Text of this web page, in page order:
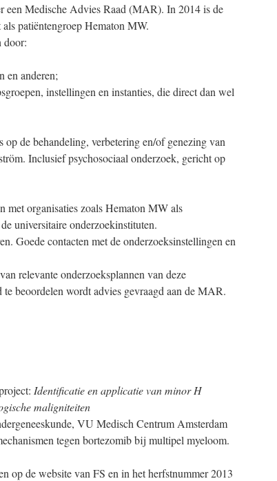
een Medische Advies Raad (MAR). In 2014 is de
patiëntengroep Hematon MW.
door:
en anderen;
instellingen en instanties, die direct dan wel
de behandeling, verbetering en/of genezing van
Inclusief psychosociaal onderzoek, gericht op
met organisaties zoals Hematon MW als
universitaire onderzoekinstituten.
Goede contacten met de onderzoeksinstellingen en
relevante onderzoeksplannen van deze
beoordelen wordt advies gevraagd aan de MAR.
Identificatie en applicatie van minor H
maligniteiten
VU Medisch Centrum Amsterdam
tegen bortezomib bij multipel myeloom.
op de website van FS en in het herfstnummer 2013